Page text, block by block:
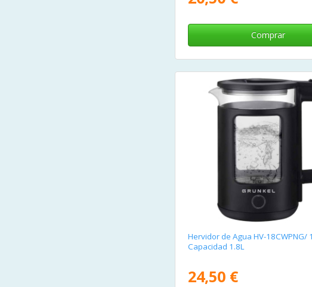
Comprar
Hervidor de Agua HV-18CWPNG/
Capacidad 1.8L
24,50 €